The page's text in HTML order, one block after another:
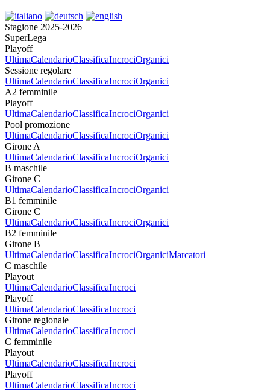
Stagione 2025-2026
SuperLega
Playoff
UltimaCalendarioClassificaIncrociOrganici
Sessione regolare
UltimaCalendarioClassificaIncrociOrganici
A2 femminile
Playoff
UltimaCalendarioClassificaIncrociOrganici
Pool promozione
UltimaCalendarioClassificaIncrociOrganici
Girone A
UltimaCalendarioClassificaIncrociOrganici
B maschile
Girone C
UltimaCalendarioClassificaIncrociOrganici
B1 femminile
Girone C
UltimaCalendarioClassificaIncrociOrganici
B2 femminile
Girone B
UltimaCalendarioClassificaIncrociOrganiciMarcatori
C maschile
Playout
UltimaCalendarioClassificaIncroci
Playoff
UltimaCalendarioClassificaIncroci
Girone regionale
UltimaCalendarioClassificaIncroci
C femminile
Playout
UltimaCalendarioClassificaIncroci
Playoff
UltimaCalendarioClassificaIncroci